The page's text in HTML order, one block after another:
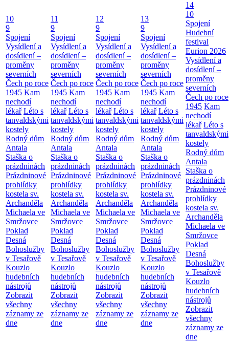
10
9
Spojení
Vysídlení a
dosídlení –
proměny
severních
Čech po roce
1945 Kam
nechodí
lékař Léto s
tanvaldskými
kostely
Rodný dům
Antala
Staška o
prázdninách
Prázdninové
prohlídky
kostela sv.
Archanděla
Michaela ve
Smržovce
Poklad
Desná
Bohoslužby
v Tesařově
Kouzlo
hudebních
nástrojů
Zobrazit
všechny
záznamy ze
dne
11
9
Spojení
Vysídlení a
dosídlení –
proměny
severních
Čech po roce
1945 Kam
nechodí
lékař Léto s
tanvaldskými
kostely
Rodný dům
Antala
Staška o
prázdninách
Prázdninové
prohlídky
kostela sv.
Archanděla
Michaela ve
Smržovce
Poklad
Desná
Bohoslužby
v Tesařově
Kouzlo
hudebních
nástrojů
Zobrazit
všechny
záznamy ze
dne
12
9
Spojení
Vysídlení a
dosídlení –
proměny
severních
Čech po roce
1945 Kam
nechodí
lékař Léto s
tanvaldskými
kostely
Rodný dům
Antala
Staška o
prázdninách
Prázdninové
prohlídky
kostela sv.
Archanděla
Michaela ve
Smržovce
Poklad
Desná
Bohoslužby
v Tesařově
Kouzlo
hudebních
nástrojů
Zobrazit
všechny
záznamy ze
dne
13
9
Spojení
Vysídlení a
dosídlení –
proměny
severních
Čech po roce
1945 Kam
nechodí
lékař Léto s
tanvaldskými
kostely
Rodný dům
Antala
Staška o
prázdninách
Prázdninové
prohlídky
kostela sv.
Archanděla
Michaela ve
Smržovce
Poklad
Desná
Bohoslužby
v Tesařově
Kouzlo
hudebních
nástrojů
Zobrazit
všechny
záznamy ze
dne
14
10
Spojení
Hudební
festival
Eurion 2026
Vysídlení a
dosídlení –
proměny
severních
Čech po roce
1945 Kam
nechodí
lékař Léto s
tanvaldskými
kostely
Rodný dům
Antala
Staška o
prázdninách
Prázdninové
prohlídky
kostela sv.
Archanděla
Michaela ve
Smržovce
Poklad
Desná
Bohoslužby
v Tesařově
Kouzlo
hudebních
nástrojů
Zobrazit
všechny
záznamy ze
dne